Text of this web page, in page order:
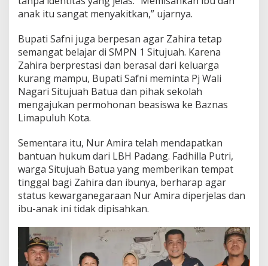
anak itu sangat menyakitkan,” ujarnya.
Bupati Safni juga berpesan agar Zahira tetap
semangat belajar di SMPN 1 Situjuah. Karena
Zahira berprestasi dan berasal dari keluarga
kurang mampu, Bupati Safni meminta Pj Wali
Nagari Situjuah Batua dan pihak sekolah
mengajukan permohonan beasiswa ke Baznas
Limapuluh Kota.
Sementara itu, Nur Amira telah mendapatkan
bantuan hukum dari LBH Padang. Fadhilla Putri,
warga Situjuah Batua yang memberikan tempat
tinggal bagi Zahira dan ibunya, berharap agar
status kewarganegaraan Nur Amira diperjelas dan
ibu-anak ini tidak dipisahkan.